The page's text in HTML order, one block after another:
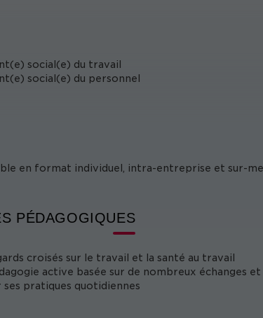
social(e) du travail
social(e) du personnel
en format individuel, intra-entreprise et sur-
PÉDAGOGIQUES
croisés sur le travail et la santé au travail
active basée sur de nombreux échanges
ses pratiques quotidiennes